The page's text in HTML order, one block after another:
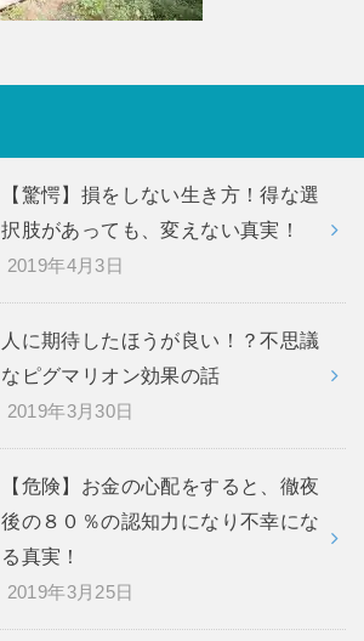
【驚愕】損をしない生き方！得な選
択肢があっても、変えない真実！
2019年4月3日
人に期待したほうが良い！？不思議
なピグマリオン効果の話
2019年3月30日
【危険】お金の心配をすると、徹夜
後の８０％の認知力になり不幸にな
る真実！
2019年3月25日